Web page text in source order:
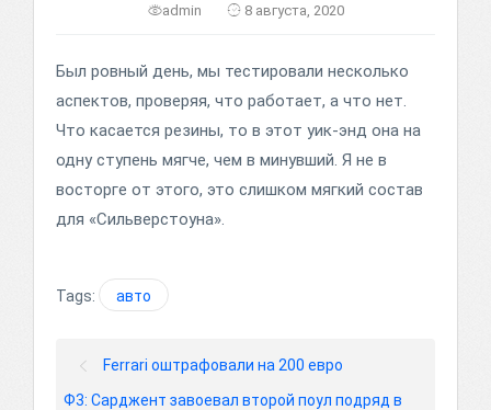
admin 8 августа, 2020
Был ровный день, мы тестировали несколько
аспектов, проверяя, что работает, а что нет.
Что касается резины, то в этот уик-энд она на
одну ступень мягче, чем в минувший. Я не в
восторге от этого, это слишком мягкий состав
для «Сильверстоуна».
Tags: авто
Ferrari оштрафовали на 200 евро
Ф3: Сарджент завоевал второй поул подряд в